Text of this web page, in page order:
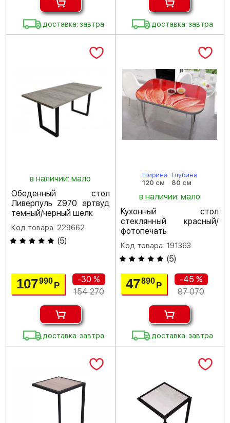
доставка: завтра доставка: завтра
в наличии: мало
Обеденный стол
Ливерпуль Z970 артвуд
темный/черный шелк
Код товара: 229662
(5)
107990Р
-30 %
154 270
доставка: завтра
Ширина
120 см
Глубина
80 см
в наличии: мало
Кухонный стол
стеклянный красный/
фотопечать
Код товара: 191363
(5)
47890 Р
-45 %
87 070
доставка: завтра